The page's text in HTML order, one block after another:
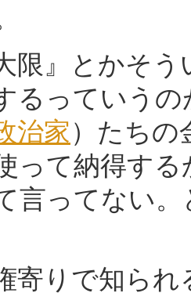
限』とかそ
るっていうの
治家）たちの
って納得す
言ってない
寄りで知られ